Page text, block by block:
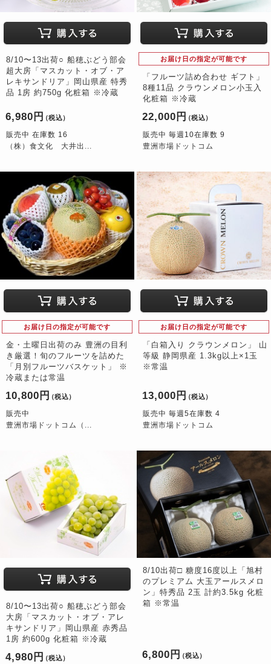
8/10〜13出荷○ 船穂ぶどう部会
超大房「マスカット・オブ・ア
レキサンドリア」岡山県産 特秀
品 1房 約750g 化粧箱 ※冷蔵
6,980円 （税込）
販売中 在庫数 16
（株）食文化 大井出...
お届け日の指定が可能です
「フルーツ詰め合わせ ギフト」
8種11品 クラウンメロン小玉入
化粧箱 ※冷蔵
22,000円 （税込）
販売中 毎週10在庫数 9
豊洲市場ドットコム
お届け日の指定が可能です
金・土曜日出荷のみ 豊洲の目利
き厳選！旬のフルーツを詰めた
「月別フルーツバスケット」 ※
冷蔵または常温
10,800円 （税込）
販売中
豊洲市場ドットコム（...
お届け日の指定が可能です
「白箱入り クラウンメロン」 山
等級 静岡県産 1.3kg以上×1玉
※常温
13,000円 （税込）
販売中 毎週5在庫数 4
豊洲市場ドットコム
8/10〜13出荷○ 船穂ぶどう部会
大房「マスカット・オブ・アレ
キサンドリア」岡山県産 赤秀品
1房 約600g 化粧箱 ※冷蔵
4,980円 （税込）
8/10出荷□ 糖度16度以上「旭村
のプレミアム 大玉アールスメロ
ン」特秀品 2玉 計約3.5kg 化粧
箱 ※常温
6,800円 （税込）